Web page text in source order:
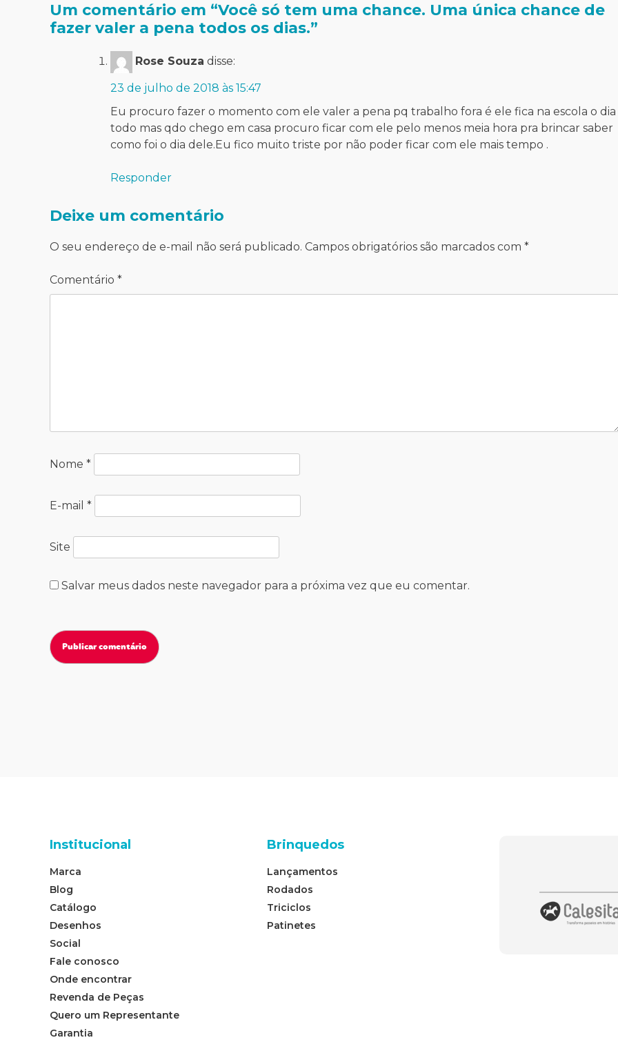
Um comentário em “Você só tem uma chance. Uma única chance de
fazer valer a pena todos os dias.”
Rose Souza disse:
23 de julho de 2018 às 15:47
Eu procuro fazer o momento com ele valer a pena pq trabalho fora é ele fica na escola o dia
todo mas qdo chego em casa procuro ficar com ele pelo menos meia hora pra brincar saber
como foi o dia dele.Eu fico muito triste por não poder ficar com ele mais tempo .
Responder
Deixe um comentário
O seu endereço de e-mail não será publicado. Campos obrigatórios são marcados com *
Comentário *
Nome *
E-mail *
Site
Salvar meus dados neste navegador para a próxima vez que eu comentar.
Institucional
Marca
Blog
Catálogo
Desenhos
Social
Fale conosco
Onde encontrar
Revenda de Peças
Quero um Representante
Garantia
Brinquedos
Lançamentos
Rodados
Triciclos
Patinetes